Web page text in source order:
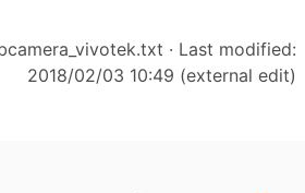
· Last modified:
2018/02/03 10:49 (external edit)